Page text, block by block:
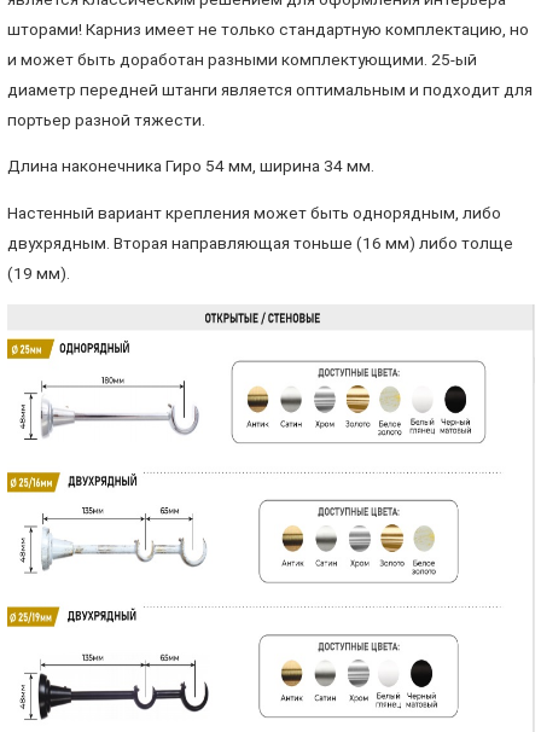
шторами! Карниз имеет не только стандартную комплектацию, но
и может быть доработан разными комплектующими. 25-ый
диаметр передней штанги является оптимальным и подходит для
портьер разной тяжести.
Длина наконечника Гиро 54 мм, ширина 34 мм.
Настенный вариант крепления может быть однорядным, либо
двухрядным. Вторая направляющая тоньше (16 мм) либо толще
(19 мм).